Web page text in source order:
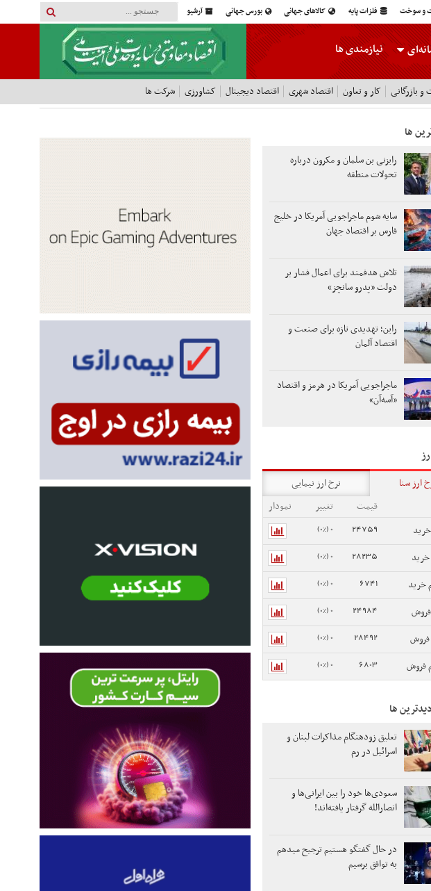
و سوخت فلزات پایه کالاهای جهانی بورس جهانی آرشیو
نیازمندی ها
و بازرگانی کار و تعاون اقتصاد شهری اقتصاد دیجیتال کشاورزی شرکت ها
ها
رایزنی بن سلمان و مکرون درباره
تحولات منطقه
سایه شوم ماجراجویی آمریکا در خلیج
فارس بر اقتصاد جهان
تلاش هدفمند برای اعمال فشار بر
دولت «پدرو سانچز»
راین؛ تهدیدی تازه برای صنعت و
اقتصاد آلمان
ماجراجویی آمریکا در هرمز و اقتصاد
«آسه‌آن»
ارز سنا
نرخ ارز نیمایی
قیمت تغییر
نمودار
24759
0 (0%)
28235
0 (0%)
خرید 6741
0 (0%)
فروش 24984
0 (0%)
فروش 28492
0 (0%)
فروش 6803
0 (0%)
ها
تعلیق زودهنگام مذاکرات لبنان و
اسرائیل در رم
سعودی‌ها خود را بین ایرانی‌ها و
انصارالله گرفتار یافته‌اند!
در حال گفتگو هستیم ترجیح میدهم
به توافق برسیم